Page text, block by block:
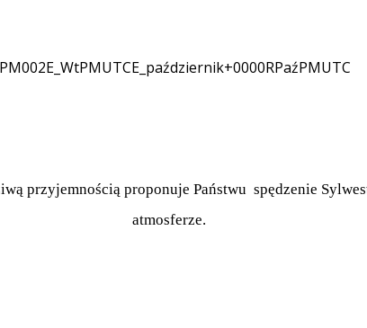
przyjemnością proponuje Państwu spędzenie
atmosferze.